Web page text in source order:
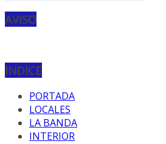
AVISO
INDICE
PORTADA
LOCALES
LA BANDA
INTERIOR